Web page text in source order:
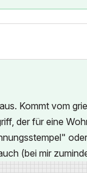
Kommt vom
der für eine
(bei mir